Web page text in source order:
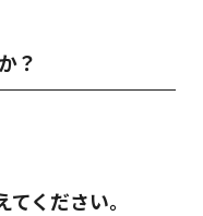
？
ください。